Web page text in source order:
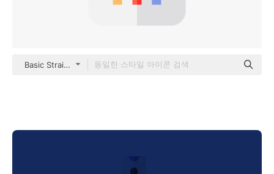
Basic Straight Flat